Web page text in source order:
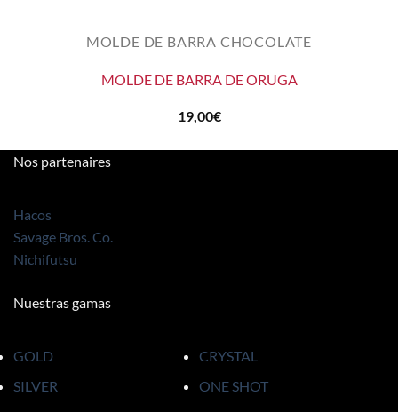
MOLDE DE BARRA CHOCOLATE
MOLDE DE BARRA DE ORUGA
19,00€
Nos partenaires
Hacos
Savage Bros. Co.
Nichifutsu
Nuestras gamas
GOLD
CRYSTAL
SILVER
ONE SHOT